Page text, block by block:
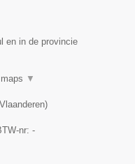
en in de provincie
▼
)
nr: -